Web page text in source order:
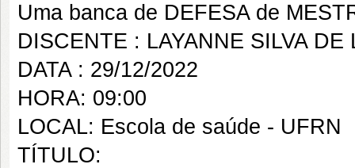
Uma banca de DEFESA de
DISCENTE : LAYANNE SILVA DE
DATA : 29/12/2022
HORA: 09:00
LOCAL: Escola de saúde - UFRN
TÍTULO: